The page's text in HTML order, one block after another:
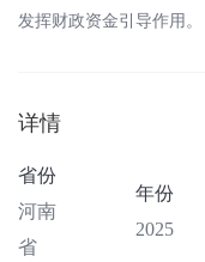
发挥财政资金引导作用。
详情
省份
河南
省
年份
2025